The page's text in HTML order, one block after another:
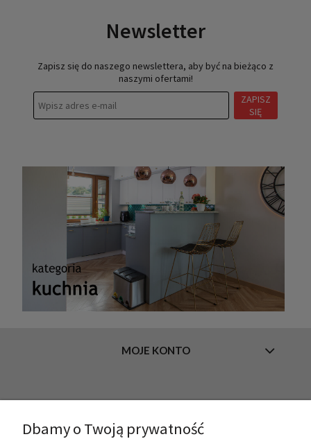
Newsletter
Zapisz się do naszego newslettera, aby być na bieżąco z
naszymi ofertami!
ZAPISZ
SIĘ
MOJE KONTO
INFORMACJE
Dbamy o Twoją prywatność